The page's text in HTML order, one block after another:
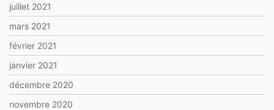
juillet 2021
mars 2021
février 2021
janvier 2021
décembre 2020
novembre 2020